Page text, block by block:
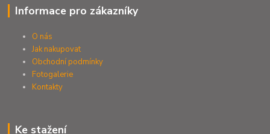
Informace pro zákazníky
O nás
Jak nakupovat
Obchodní podmínky
Fotogalerie
Kontakty
Ke stažení